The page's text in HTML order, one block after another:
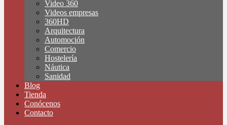
Video 360
Videos empresas
360HD
Arquitectura
Automoción
Comercio
Hostelería
Náutica
Sanidad
Blog
Tienda
Conócenos
Contacto